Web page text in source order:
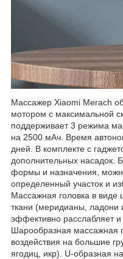
Массажер Xiaomi Merach
мотором с максимальной
поддерживает 3 режима
на 2500 мАч. Время
дней. В комплекте с
дополнительных насадок.
формы и назначения,
определенный участок и
Массажная головка в виде
ткани (меридианы, ладони
эффективно расслабляет
Шарообразная массажная
воздействия на большие
ягодиц, икр). U-образная